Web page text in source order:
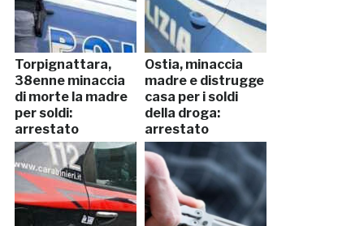
Torpignattara,
38enne minaccia
di morte la madre
per soldi:
arrestato
Ostia, minaccia
madre e distrugge
casa per i soldi
della droga:
arrestato